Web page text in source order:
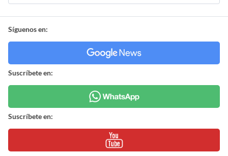
Síguenos en:
Suscríbete en:
Suscríbete en: